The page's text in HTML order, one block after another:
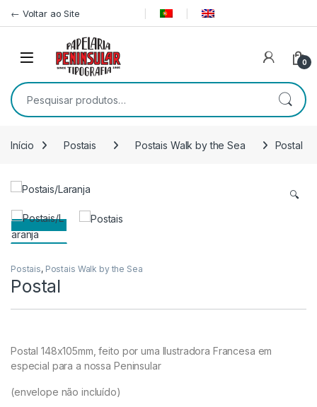
← Voltar ao Site
0
Pesquisar por:
Início Postais Postais Walk by the Sea Postal
🔍
Postais, Postais Walk by the Sea
Postal
Postal 148x105mm, feito por uma Ilustradora Francesa em
especial para a nossa Peninsular
(envelope não incluído)